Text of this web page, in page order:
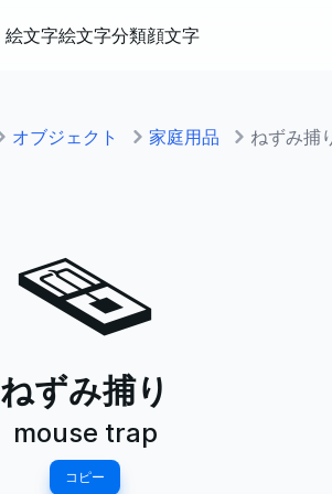
絵文字絵文字分類顔文字
オブジェクト 家庭用品 ねずみ捕
🪤
ねずみ捕り
mouse trap
コピー